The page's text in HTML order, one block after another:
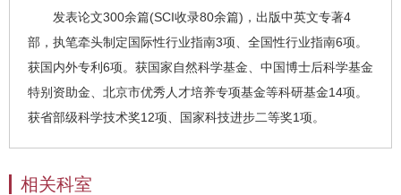
发表论文300余篇(SCI收录80余篇)，出版中英文专著4
部，执笔牵头制定国际性行业指南3项、全国性行业指南6项。
获国内外专利6项。获国家自然科学基金、中国博士后科学基金
特别资助金、北京市优秀人才培养专项基金等科研基金14项。
获省部级科学技术奖12项、国家科技进步二等奖1项。
相关科室